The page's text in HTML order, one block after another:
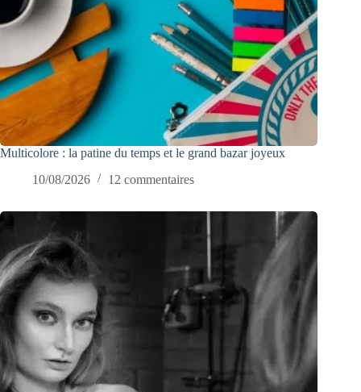
Multicolore : la patine du temps et le grand bazar joyeux
10/08/2026
12 commentaires